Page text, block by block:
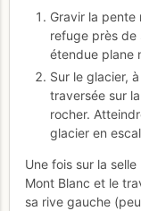
Gravir la pente
refuge près de
étendue plane
Sur le glacier,
traversée sur
rocher.
glacier en
Une fois sur la
Mont Blanc et le
sa rive gauche